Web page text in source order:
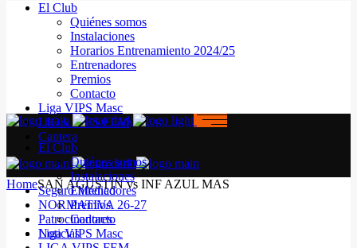
El Club
Quiénes somos
Instalaciones
Horarios Entrenamiento 2024/25
Entrenadores
Premios
Contacto
Liga VIPS Masc
LIGA VIPS FEM
Cantera
Seguro Médico
NORMATIVA 26-27
Patrocinadores
Noticias
El Club
Quiénes somos
Instalaciones
Entrenadores
Premios
Contacto
Liga VIPS Masc
HomeSAN AGUSTÍN vs INF AZUL MAS